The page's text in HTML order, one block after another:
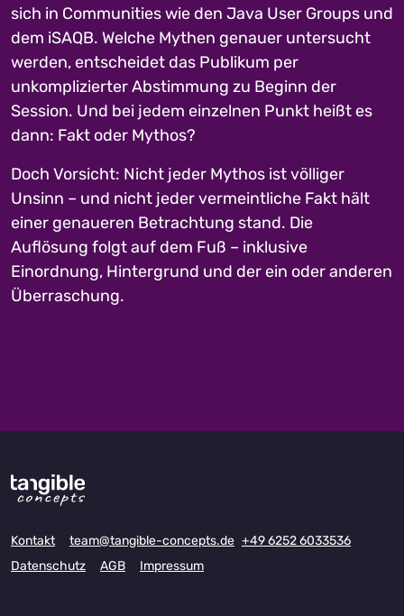
sich in Communities wie den Java User Groups und
dem iSAQB. Welche Mythen genauer untersucht
werden, entscheidet das Publikum per
unkomplizierter Abstimmung zu Beginn der
Session. Und bei jedem einzelnen Punkt heißt es
dann: Fakt oder Mythos?
Doch Vorsicht: Nicht jeder Mythos ist völliger
Unsinn – und nicht jeder vermeintliche Fakt hält
einer genaueren Betrachtung stand. Die
Auflösung folgt auf dem Fuß – inklusive
Einordnung, Hintergrund und der ein oder anderen
Überraschung.
Kontakt team@tangible-concepts.de +49 6252 6033536
Datenschutz
AGB Impressum